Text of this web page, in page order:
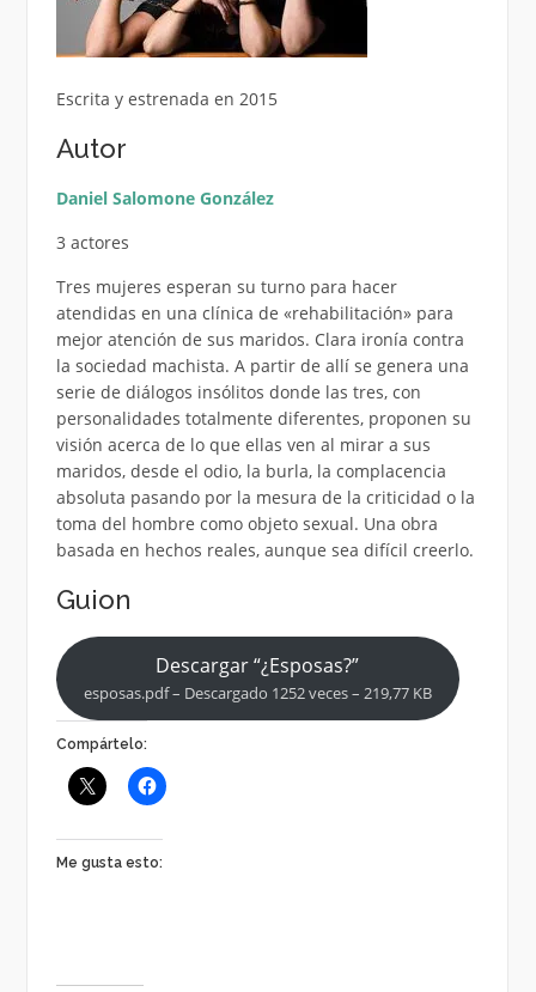
Escrita y estrenada en 2015
Autor
Daniel Salomone González
3 actores
Tres mujeres esperan su turno para hacer
atendidas en una clínica de «rehabilitación» para
mejor atención de sus maridos. Clara ironía contra
la sociedad machista. A partir de allí se genera una
serie de diálogos insólitos donde las tres, con
personalidades totalmente diferentes, proponen su
visión acerca de lo que ellas ven al mirar a sus
maridos, desde el odio, la burla, la complacencia
absoluta pasando por la mesura de la criticidad o la
toma del hombre como objeto sexual. Una obra
basada en hechos reales, aunque sea difícil creerlo.
Guion
Descargar “¿Esposas?”
esposas.pdf – Descargado 1252 veces – 219,77 KB
Compártelo:
Me gusta esto: